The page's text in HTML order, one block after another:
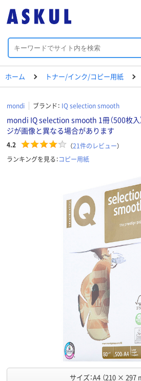
ホーム トナー/インク/コピー用紙
mondi ブランド： IQ selection smooth
mondi IQ selection smooth 1冊（500枚
ジが画像と異なる場合があります
4.2 （21件のレビュー）
ランキングを見る：コピー用紙
サイズ：A4 （210 × 297